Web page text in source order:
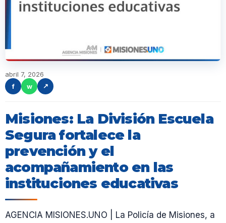
abril 7, 2026
f
w ↗
Misiones: La División Escuela
Segura fortalece la
prevención y el
acompañamiento en las
instituciones educativas
AGENCIA MISIONES.UNO | La Policía de Misiones, a